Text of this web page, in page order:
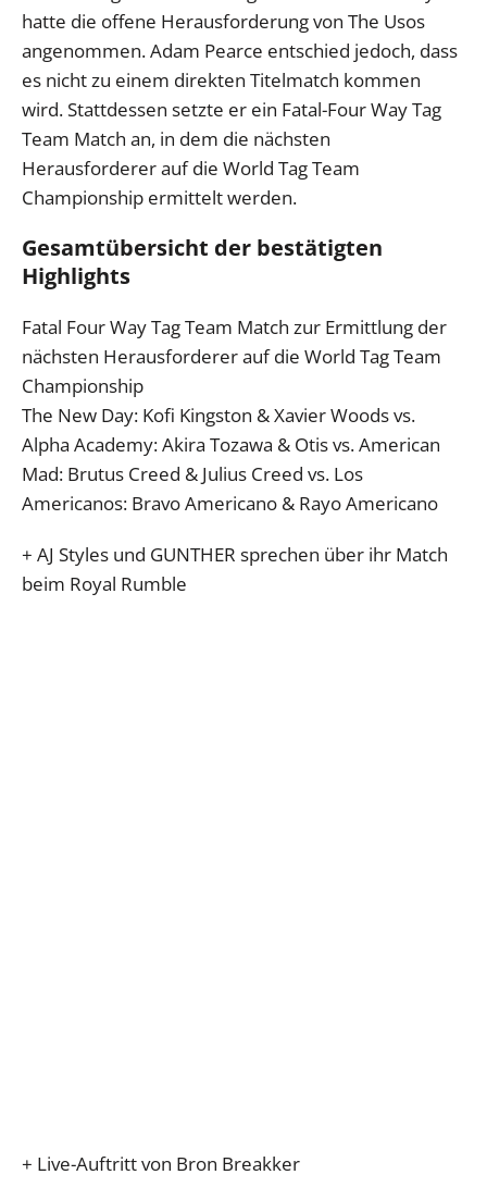
hatte die offene Herausforderung von The Usos
angenommen. Adam Pearce entschied jedoch, dass
es nicht zu einem direkten Titelmatch kommen
wird. Stattdessen setzte er ein Fatal-Four Way Tag
Team Match an, in dem die nächsten
Herausforderer auf die World Tag Team
Championship ermittelt werden.
Gesamtübersicht der bestätigten
Highlights
Fatal Four Way Tag Team Match zur Ermittlung der
nächsten Herausforderer auf die World Tag Team
Championship
The New Day: Kofi Kingston & Xavier Woods vs.
Alpha Academy: Akira Tozawa & Otis vs. American
Mad: Brutus Creed & Julius Creed vs. Los
Americanos: Bravo Americano & Rayo Americano
+ AJ Styles und GUNTHER sprechen über ihr Match
beim Royal Rumble
+ Live-Auftritt von Bron Breakker